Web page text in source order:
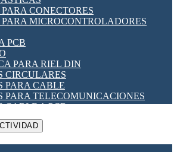
PARA PANEL
RELÉ
FIN DE CARRERA
ENERGÍA Y TC'S DE CORRIENTE
A PASO
LÓGICO PROGRAMABLES
DE HORARIO
CONECTORES
PARA MICROCONTROLADORES
PCB
PARA RIEL DIN
CIRCULARES
PARA CABLE
PARA TELECOMUNICACIONES
CABLE A PCB
PCB A CABLE